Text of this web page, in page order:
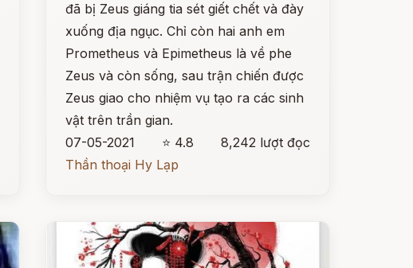
đã bị Zeus giáng tia sét giết chết và đày
xuống địa ngục. Chỉ còn hai anh em
Prometheus và Epimetheus là về phe
Zeus và còn sống, sau trận chiến được
Zeus giao cho nhiệm vụ tạo ra các sinh
vật trên trần gian.
07-05-2021
⭐ 4.8
8,242 lượt đọc
Thần thoại Hy Lạp